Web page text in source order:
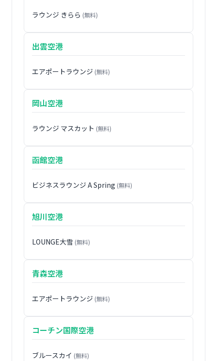
ラウンジ きらら (無料)
出雲空港
エアポートラウンジ (無料)
岡山空港
ラウンジ マスカット (無料)
函館空港
ビジネスラウンジ A Spring (無料)
旭川空港
LOUNGE大雪 (無料)
青森空港
エアポートラウンジ (無料)
コーチン国際空港
ブルースカイ (無料)